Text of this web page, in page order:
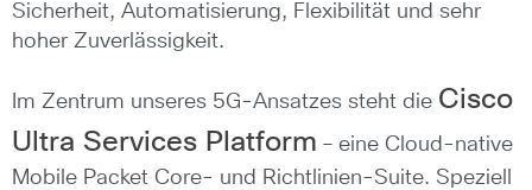
Sicherheit, Automatisierung, Flexibilität und sehr
hoher Zuverlässigkeit.
Im Zentrum unseres 5G-Ansatzes steht die Cisco
Ultra Services Platform – eine Cloud-native
Mobile Packet Core- und Richtlinien-Suite. Speziell